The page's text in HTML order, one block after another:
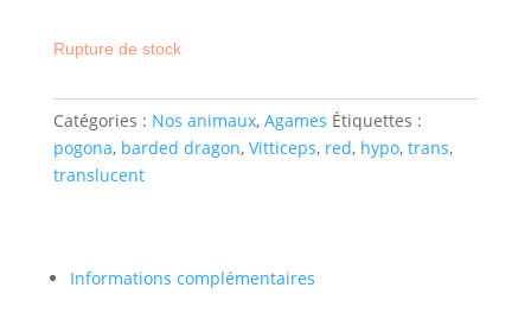
Rupture de stock
Catégories : Nos animaux, Agames Étiquettes :
pogona, barded dragon, Vitticeps, red, hypo, trans,
translucent
Informations complémentaires